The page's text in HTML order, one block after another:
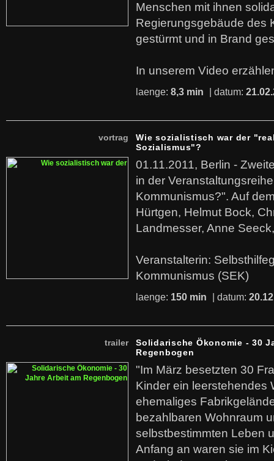
Menschen mit ihnen
Regierungsgebäude des
gestürmt und in Brand
In unserem Video
laenge: 8,3 min | datum:
vortrag
Wie sozialistisch war der
Sozialismus"?
01.11.2011, Berlin -
in der
Kommunismus?". Auf
Hürtgen, Helmut Bock,
Landmesser, Anne
Veranstalterin:
Kommunismus (SEK)
laenge: 150 min | datum:
trailer
Solidarische Ökonomie - 30
Regenbogen
"Im März besetzten 30
Kinder ein leerstehendes
ehemaliges
bezahlbaren Wohnraum
selbstbestimmten Leben
Anfang an waren sie im